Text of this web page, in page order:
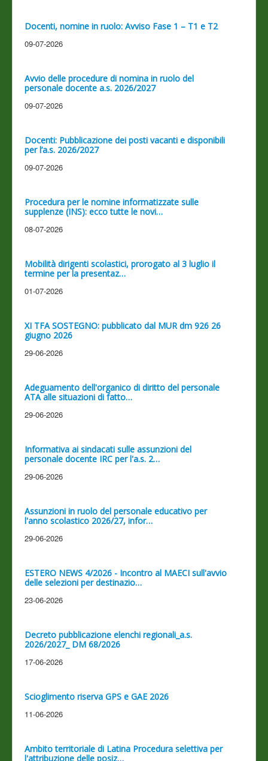
Docenti, nomine in ruolo: Avviso Fase 1 – T1 e T2
09-07-2026
Avvio delle procedure di nomina in ruolo del
personale docente a.s. 2026/2027
09-07-2026
Docenti: Pubblicazione dei posti vacanti e disponibili
per l’a.s. 2026/2027
09-07-2026
Procedura per le nomine informatizzate sulle
supplenze (INS): ecco tutte le novi…
08-07-2026
Mobilità dirigenti scolastici, prorogato al 3 luglio il
termine per la presentaz…
01-07-2026
XI TFA SOSTEGNO: pubblicato dal MUR dm 926 26
giugno 2026
29-06-2026
Adeguamento dell'organico di diritto del personale
ATA alle situazioni di fatto…
29-06-2026
Informativa ai sindacati sulle assunzioni del
personale docente IRC per l'a.s. 2…
29-06-2026
Assunzioni in ruolo del personale educativo per
l'anno scolastico 2026/27, infor…
29-06-2026
ESTERO NEWS 4/2026 - Incontro al MAECI sull'avvio
delle selezioni per destinazio…
23-06-2026
Decreto pubblicazione elenchi regionali_a.s.
2026/2027_ DM 68/2026
17-06-2026
Scioglimento riserva GPS e GAE 2026
11-06-2026
Ambito territoriale di Latina Procedura selettiva per
l'attribuzione delle posiz…